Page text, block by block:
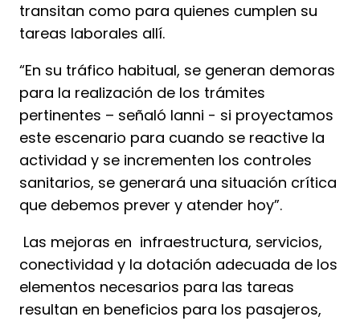
transitan como para quienes cumplen su
tareas laborales allí.
“En su tráfico habitual, se generan demoras
para la realización de los trámites
pertinentes – señaló Ianni - si proyectamos
este escenario para cuando se reactive la
actividad y se incrementen los controles
sanitarios, se generará una situación crítica
que debemos prever y atender hoy”.
Las mejoras en infraestructura, servicios,
conectividad y la dotación adecuada de los
elementos necesarios para las tareas
resultan en beneficios para los pasajeros,